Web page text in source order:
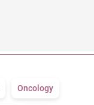
Oncology